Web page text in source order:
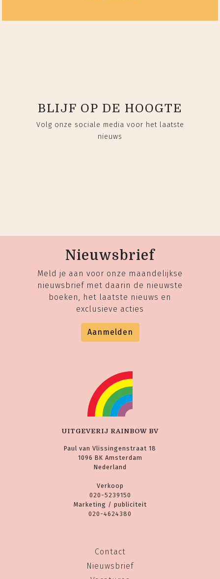
BLIJF OP DE HOOGTE
Volg onze sociale media voor het laatste
nieuws
Nieuwsbrief
Meld je aan voor onze maandelijkse
nieuwsbrief met daarin de nieuwste
boeken, het laatste nieuws en
exclusieve acties
Aanmelden
UITGEVERIJ RAINBOW BV
Paul van Vlissingenstraat 18
1096 BK Amsterdam
Nederland
Verkoop
020-5239150
Marketing / publiciteit
020-4624380
Contact
Nieuwsbrief